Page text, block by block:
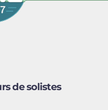
de solistes